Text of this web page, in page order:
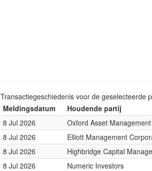
Transactiegeschiedenis voor de geselecteerde
Meldingsdatum
Houdende partij
8 Jul 2026
Oxford Asset Management
8 Jul 2026
Elliott Management
8 Jul 2026
Highbridge Capital
8 Jul 2026
Numeric Investors